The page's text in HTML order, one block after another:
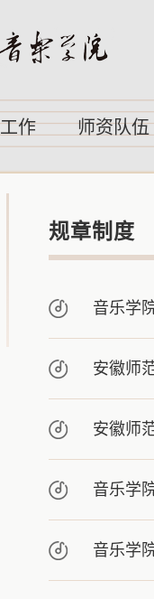
作 师资队伍
规章制度
音乐学
安徽师
安徽师
音乐学
音乐学